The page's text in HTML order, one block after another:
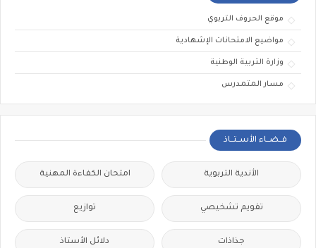
موقع الحروف التربوي
مواضيع الامتحانات الإشهادية
وزارة التربية الوطنية
مسار المتمدرس
فــضــاء الأســتــاذ
الأندية التربوية امتحان الكفاءة المهنية
تقويم تشخيصي توازيع
جذاذات دلائل الأستاذ